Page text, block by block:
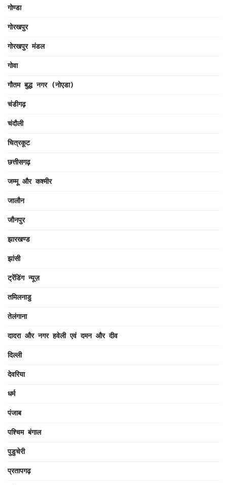
गोण्डा
गोरखपुर
गोरखपुर मंडल
गोवा
गौतम बुद्ध नगर (नोएडा)
चंडीगढ़
चंदौली
चित्रकूट
छत्तीसगढ़
जम्मू और कश्मीर
जालौन
जौनपुर
झारखण्ड
झांसी
ट्रेंडिंग न्यूज़
तमिलनाडु
तेलंगाना
दादरा और नगर हवेली एवं दमन और दीव
दिल्ली
देवरिया
धर्म
पंजाब
पश्चिम बंगाल
पुडुचेरी
प्रतापगढ़